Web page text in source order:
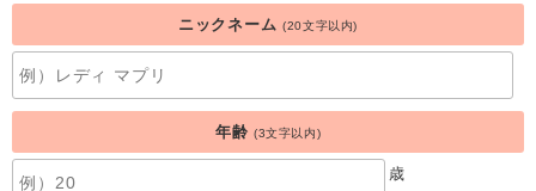
ニックネーム(20文字以内)
年齢(3文字以内)
歳